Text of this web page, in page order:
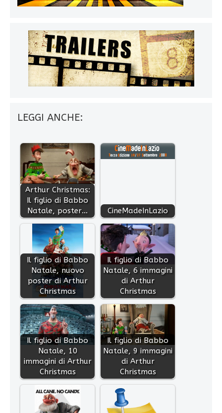
LEGGI ANCHE:
Arthur Christmas:
Il figlio di Babbo
Natale, poster…
CineMadeInLazio
Il figlio di Babbo
Natale, nuovo
poster di Arthur
Christmas
Il figlio di Babbo
Natale, 6 immagini
di Arthur
Christmas
Il figlio di Babbo
Natale, 10
immagini di Arthur
Christmas
Il figlio di Babbo
Natale, 9 immagini
di Arthur
Christmas